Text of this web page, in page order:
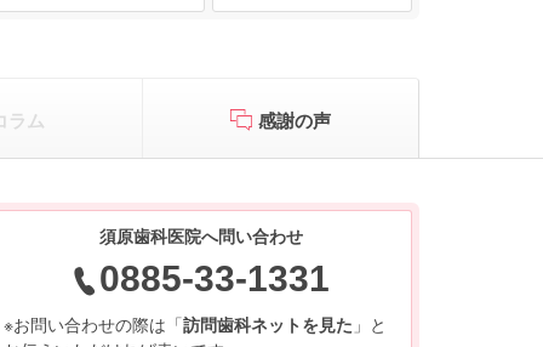
ラム 感謝の声
須原歯科医院へ問い合わせ
0885-33-1331
※お問い合わせの際は「訪問歯科ネットを見た 」と